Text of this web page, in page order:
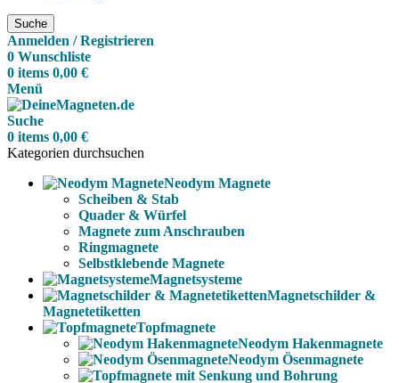
Suche
Anmelden / Registrieren
0 Wunschliste
0 items 0,00 €
Menü
Suche
0 items 0,00 €
Kategorien durchsuchen
Neodym Magnete
Scheiben & Stab
Quader & Würfel
Magnete zum Anschrauben
Ringmagnete
Selbstklebende Magnete
Magnetsysteme
Magnetschilder &
Magnetetiketten
Topfmagnete
Neodym Hakenmagnete
Neodym Ösenmagnete